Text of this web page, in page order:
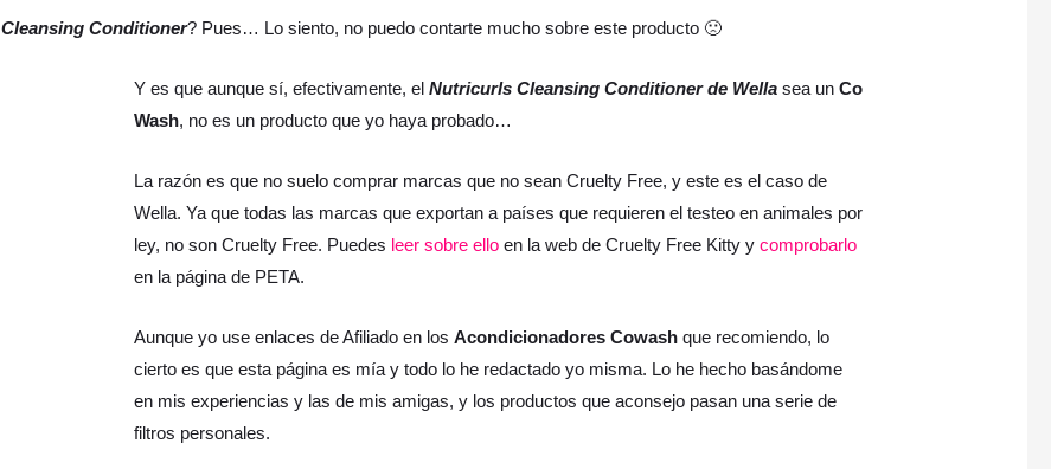
Conditioner? Pues… Lo siento, no puedo contarte mucho sobre este producto 🙁
Y es que aunque sí, efectivamente, elNutricurls Cleansing Conditioner de Wella sea un Co
Wash, no es un producto que yo haya probado…
La razón es que no suelo comprar marcas que no sean Cruelty Free, y este es el caso de
Wella. Ya que todas las marcas que exportan a países que requieren el testeo en animales por
ley, no son Cruelty Free. Puedes leer sobre elloen la web de Cruelty Free Kitty ycomprobarlo
en la página de PETA.
Aunque yo use enlaces de Afiliado en losAcondicionadores Cowashque recomiendo, lo
cierto es que esta página es mía y todo lo he redactado yo misma. Lo he hecho basándome
en mis experiencias y las de mis amigas, y los productos que aconsejo pasan una serie de
filtros personales.